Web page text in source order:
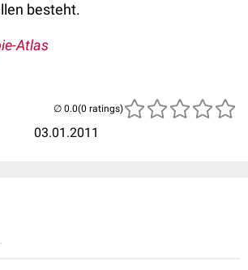
besteht.
Atlas
03.01.2011
(0 ratings)